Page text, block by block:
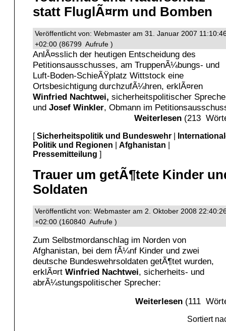
statt FluglÃ¤rm und Bomben
Veröffentlicht von: Webmaster am 31. Januar 2007
+02:00 (86799 Aufrufe )
AnlÃ¤sslich der heutigen Entscheidung des
Petitionsausschusses, am TruppenÃ¼bungs- und
Luft-Boden-SchieÃŸplatz Wittstock eine
Ortsbesichtigung durchzufÃ¼hren, erklÃ¤ren
Winfried Nachtwei, sicherheitspolitischer
und Josef Winkler, Obmann im
Weiterlesen (213
[Sicherheitspolitik und Bundeswehr
Politik und Regionen
Afghanistan
Pressemitteilung ]
Trauer um getÃ¶tete Kinder
Soldaten
Veröffentlicht von: Webmaster am 2. Oktober 2008
+02:00 (160840 Aufrufe )
Zum Selbstmordanschlag im Norden von
Afghanistan, bei dem fÃ¼nf Kinder und zwei
deutsche Bundeswehrsoldaten getÃ¶tet wurden,
erklÃ¤rt Winfried Nachtwei, sicherheits- und
abrÃ¼stungspolitischer Sprecher:
Weiterlesen (111
Sortiert